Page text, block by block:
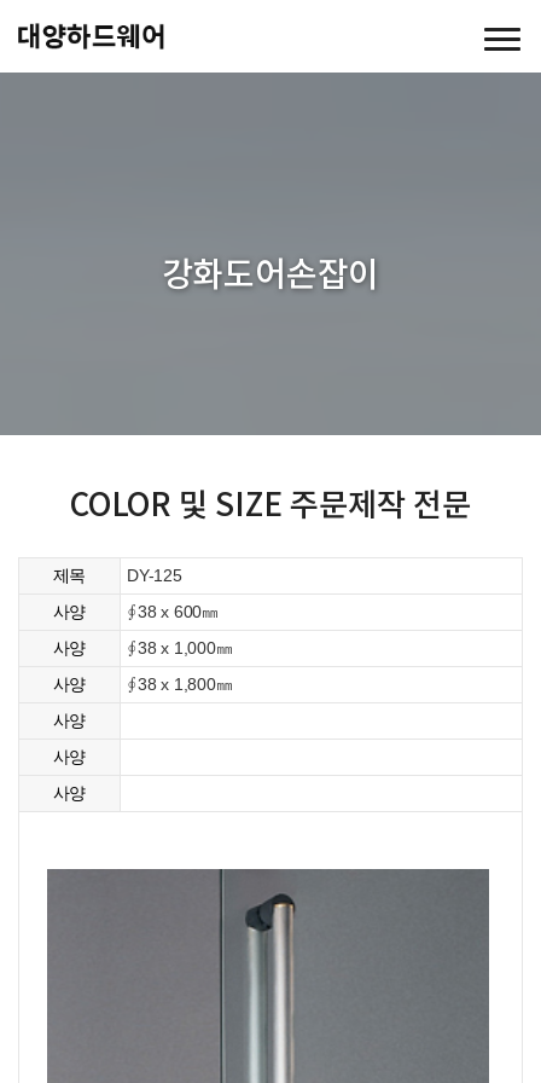
강화도어손잡이
COLOR 및 SIZE 주문제작 전문
제목 DY-125
사양 ∮38 x 600㎜
사양 ∮38 x 1,000㎜
사양 ∮38 x 1,800㎜
사양
사양
사양